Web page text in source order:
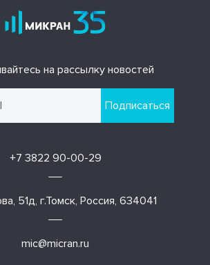
на рассылку новостей
Подписаться
+7 3822 90-00-29
mic@micran.ru
51д, г.Томск, Россия, 634041